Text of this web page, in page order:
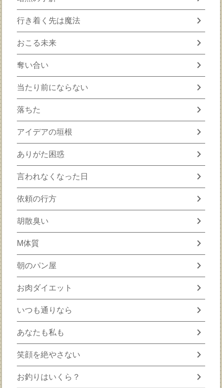
行き着く先は魔法 chevron_right
おこる未来 chevron_right
奪い合い chevron_right
当たり前にならない chevron_right
落ちた chevron_right
アイデアの垣根 chevron_right
ありがた困惑 chevron_right
言われなくなった日 chevron_right
依頼の行方 chevron_right
胡散臭い chevron_right
M体質 chevron_right
朝のパン屋 chevron_right
お肉ダイエット chevron_right
いつも通りなら chevron_right
あなたも私も chevron_right
笑顔を絶やさない chevron_right
お釣りはいくら？ chevron_right